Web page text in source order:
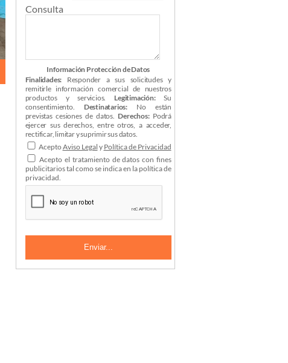
Consulta
Información Protección de Datos
Finalidades: Responder a sus solicitudes y
remitirle información comercial de nuestros
productos y servicios. Legitimación:Su
consentimiento. Destinatarios:No están
previstas cesiones de datos. Derechos:Podrá
ejercer sus derechos, entre otros, a acceder,
rectificar, limitar y suprimir sus datos.
Acepto Aviso Legal y Política de Privacidad
Acepto el tratamiento de datos con fines
publicitarios tal como se indica en la política de
privacidad.